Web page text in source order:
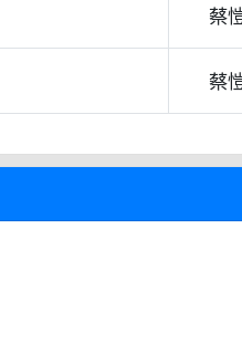
蔡
蔡